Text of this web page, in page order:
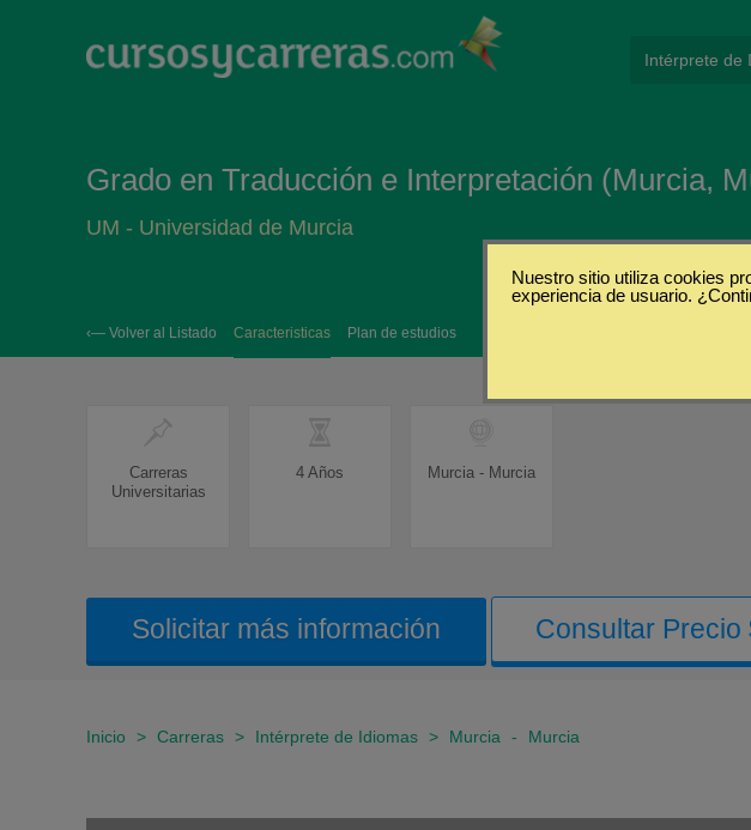
Grado en Traducción e Interpretación (Murcia,
UM - Universidad de Murcia
‹— Volver al Listado Caracteristicas Plan de estudios
Carreras
Universitarias
4 Años Murcia - Murcia
Solicitar más información Consultar Precio
Inicio > Carreras > Intérprete de Idiomas > Murcia - Murcia
Nuestro sitio utiliza cookies
experiencia de usuario.